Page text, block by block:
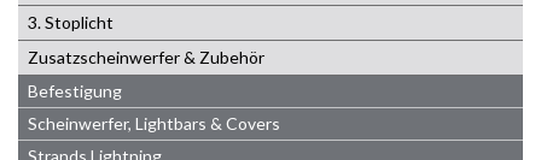
3. Stoplicht
Zusatzscheinwerfer & Zubehör
Befestigung
Scheinwerfer, Lightbars & Covers
Strands Lightning